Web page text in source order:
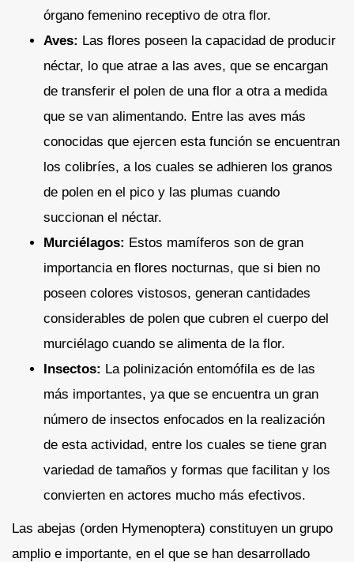
órgano femenino receptivo de otra flor.
Aves: Las flores poseen la capacidad de producir
néctar, lo que atrae a las aves, que se encargan
de transferir el polen de una flor a otra a medida
que se van alimentando. Entre las aves más
conocidas que ejercen esta función se encuentran
los colibríes, a los cuales se adhieren los granos
de polen en el pico y las plumas cuando
succionan el néctar.
Murciélagos: Estos mamíferos son de gran
importancia en flores nocturnas, que si bien no
poseen colores vistosos, generan cantidades
considerables de polen que cubren el cuerpo del
murciélago cuando se alimenta de la flor.
Insectos: La polinización entomófila es de las
más importantes, ya que se encuentra un gran
número de insectos enfocados en la realización
de esta actividad, entre los cuales se tiene gran
variedad de tamaños y formas que facilitan y los
convierten en actores mucho más efectivos.
Las abejas (orden Hymenoptera) constituyen un grupo
amplio e importante, en el que se han desarrollado